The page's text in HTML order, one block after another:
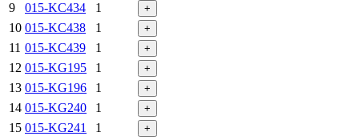
9 015-KC434 1 +
10 015-KC438 1 +
11 015-KC439 1 +
12 015-KG195 1 +
13 015-KG196 1 +
14 015-KG240 1 +
15 015-KG241 1 +